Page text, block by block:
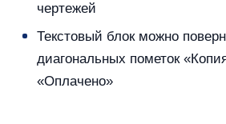
чертежей
Текстовый блок можно
диагональных пометок
«Оплачено»